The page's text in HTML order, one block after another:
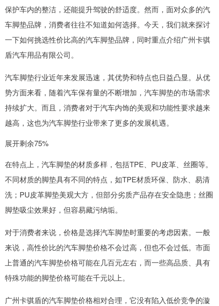
保护车内的整洁，还能提升驾驶的舒适度。然而，面对众多的汽
车脚垫品牌，消费者往往不知道如何选择。今天，我们就来探讨
一下如何挑选性价比高的汽车脚垫品牌，同时重点介绍广州卡骐
盾汽车用品有限公司。
汽车脚垫行业近年来发展迅速，其优势和特点也日益凸显。从优
势方面来看，随着汽车保有量的不断增加，汽车脚垫的市场需求
持续扩大。而且，消费者对于汽车内饰的美观和功能性要求越来
越高，这也为汽车脚垫行业带来了更多的发展机遇。
展开剩余75%
在特点上，汽车脚垫的材质多样，包括TPE、PU皮革、丝圈等。
不同材质的脚垫具有不同的特点，如TPE材质环保、防水、易清
洗；PU皮革脚垫美观大方，但部分劣质产品存在安全隐患；丝圈
脚垫吸尘效果好，但容易藏污纳垢。
对于消费者来说，价格是选择汽车脚垫时重要的考虑因素。一般
来说，高性价比的汽车脚垫价格不会过高，但也不会过低。市面
上普通的汽车脚垫价格可能在几百元左右，而一些高品质、具有
特殊功能的脚垫价格可能在千元以上。
广州卡骐盾的汽车脚垫价格相对合理，它没有陷入低价竞争的漩